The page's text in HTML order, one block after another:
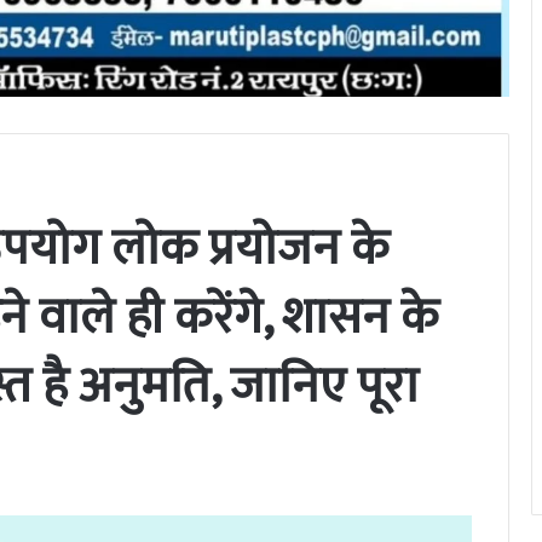
लोक प्रयोजन के
वाले ही करेंगे, शासन के
है अनुमति, जानिए पूरा